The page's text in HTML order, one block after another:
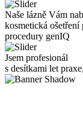
Naše lázně Vám
kosmetická
procedury genIQ
Jsem profesionál
s desítkami let